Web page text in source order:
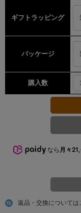
ギフトラッピング
パッケージ
購入数
なら 月々
返品・交換については